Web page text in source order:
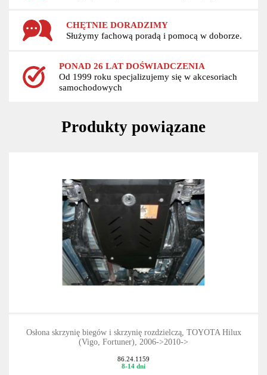
CHĘTNIE DORADZIMY
Służymy fachową poradą i pomocą w doborze.
PONAD 26 LAT DOŚWIADCZENIA
Od 1999 roku specjalizujemy się w akcesoriach
samochodowych
Produkty powiązane
Osłona skrzynię biegów i skrzynię rozdzielczą, TOYOTA Hilux
(Vigo, Fortuner), 2006->2010->
86.24.1159
8-14 dni